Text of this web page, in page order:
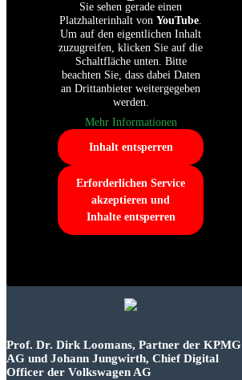
Sie sehen gerade einen
Platzhalterinhalt von YouTube.
Um auf den eigentlichen Inhalt
zuzugreifen, klicken Sie auf die
Schaltfläche unten. Bitte
beachten Sie, dass dabei Daten
an Drittanbieter weitergegeben
werden.
Mehr Informationen
Inhalt entsperren
Erforderlichen Service
akzeptieren und
Inhalte entsperren
Prof. Dr. Dirk Loomans, Partner der KPMG
AG und Johann Jungwirth, Chief Digital
Officer der Volkswagen AG